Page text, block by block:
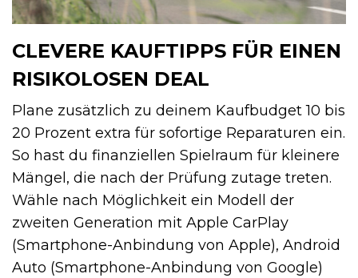
CLEVERE KAUFTIPPS FÜR EINEN
RISIKOLOSEN DEAL
Plane zusätzlich zu deinem Kaufbudget 10 bis
20 Prozent extra für sofortige Reparaturen ein.
So hast du finanziellen Spielraum für kleinere
Mängel, die nach der Prüfung zutage treten.
Wähle nach Möglichkeit ein Modell der
zweiten Generation mit Apple CarPlay
(Smartphone-Anbindung von Apple), Android
Auto (Smartphone-Anbindung von Google)